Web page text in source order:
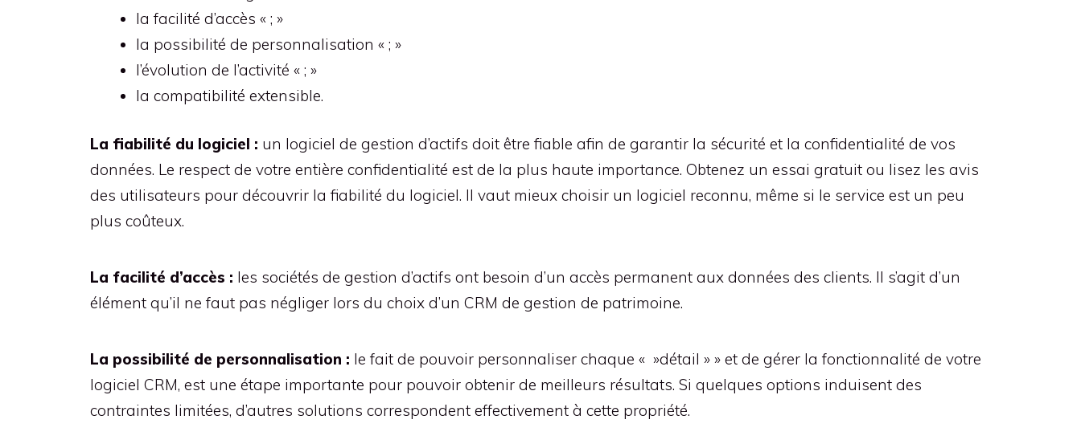
la facilité d’accès « ; »
la possibilité de personnalisation « ; »
l’évolution de l’activité « ; »
la compatibilité extensible.
La fiabilité du logiciel : un logiciel de gestion d’actifs doit être fiable afin de garantir la sécurité et la confidentialité de vos
données. Le respect de votre entière confidentialité est de la plus haute importance. Obtenez un essai gratuit ou lisez les avis
des utilisateurs pour découvrir la fiabilité du logiciel. Il vaut mieux choisir un logiciel reconnu, même si le service est un peu
plus coûteux.
La facilité d’accès : les sociétés de gestion d’actifs ont besoin d’un accès permanent aux données des clients. Il s’agit d’un
élément qu’il ne faut pas négliger lors du choix d’un CRM de gestion de patrimoine.
La possibilité de personnalisation : le fait de pouvoir personnaliser chaque « »détail » » et de gérer la fonctionnalité de votre
logiciel CRM, est une étape importante pour pouvoir obtenir de meilleurs résultats. Si quelques options induisent des
contraintes limitées, d’autres solutions correspondent effectivement à cette propriété.